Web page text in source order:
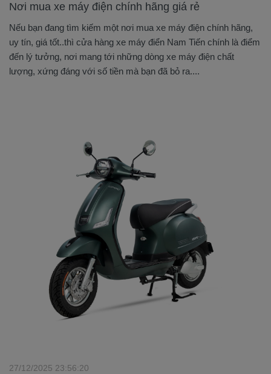
Nơi mua xe máy điện chính hãng giá rẻ
Nếu bạn đang tìm kiếm một nơi mua xe máy điện chính hãng,
uy tín, giá tốt..thì cửa hàng xe máy điển Nam Tiến chính là điểm
đến lý tưởng, nơi mang tới những dòng xe máy điện chất
lượng, xứng đáng với số tiền mà bạn đã bỏ ra....
27/12/2025 23:56:20